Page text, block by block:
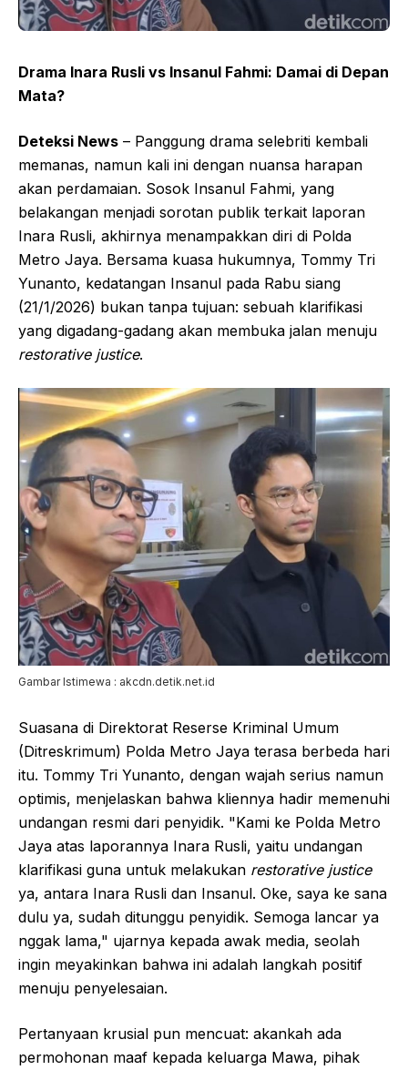
Drama Inara Rusli vs Insanul Fahmi: Damai di Depan
Mata?
Deteksi News – Panggung drama selebriti kembali
memanas, namun kali ini dengan nuansa harapan
akan perdamaian. Sosok Insanul Fahmi, yang
belakangan menjadi sorotan publik terkait laporan
Inara Rusli, akhirnya menampakkan diri di Polda
Metro Jaya. Bersama kuasa hukumnya, Tommy Tri
Yunanto, kedatangan Insanul pada Rabu siang
(21/1/2026) bukan tanpa tujuan: sebuah klarifikasi
yang digadang-gadang akan membuka jalan menuju
restorative justice.
Gambar Istimewa : akcdn.detik.net.id
Suasana di Direktorat Reserse Kriminal Umum
(Ditreskrimum) Polda Metro Jaya terasa berbeda hari
itu. Tommy Tri Yunanto, dengan wajah serius namun
optimis, menjelaskan bahwa kliennya hadir memenuhi
undangan resmi dari penyidik. "Kami ke Polda Metro
Jaya atas laporannya Inara Rusli, yaitu undangan
klarifikasi guna untuk melakukan restorative justice
ya, antara Inara Rusli dan Insanul. Oke, saya ke sana
dulu ya, sudah ditunggu penyidik. Semoga lancar ya
nggak lama," ujarnya kepada awak media, seolah
ingin meyakinkan bahwa ini adalah langkah positif
menuju penyelesaian.
Pertanyaan krusial pun mencuat: akankah ada
permohonan maaf kepada keluarga Mawa, pihak